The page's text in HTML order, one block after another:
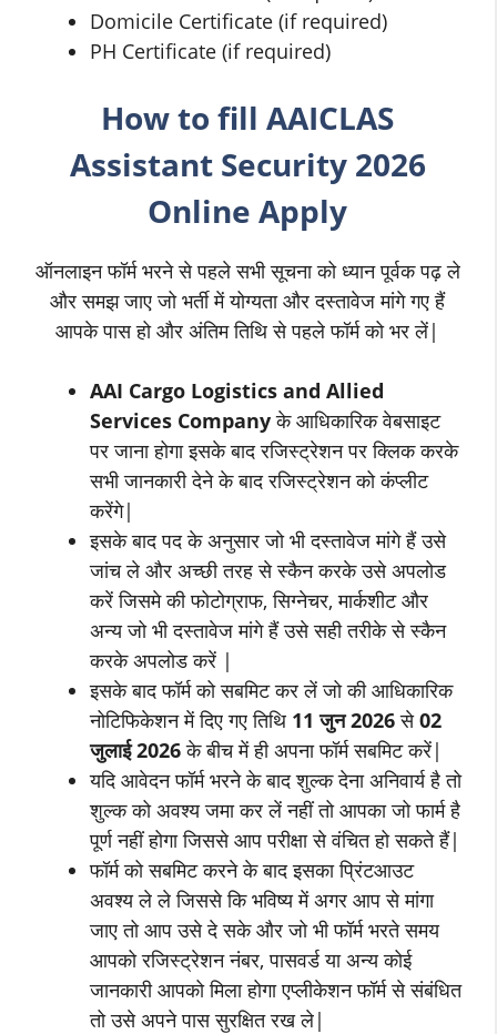
Domicile Certificate (if required)
PH Certificate (if required)
How to fill AAICLAS
Assistant Security2026
Online Apply
ऑनलाइन फॉर्म भरने से पहले सभी सूचना को ध्यान पूर्वक पढ़ ले
और समझ जाए जो भर्ती में योग्यता और दस्तावेज मांगे गए हैं
आपके पास हो और अंतिम तिथि से पहले फॉर्म को भर लें|
AAI Cargo Logistics and Allied
Services Companyके आधिकारिक वेबसाइट
पर जाना होगा इसके बाद रजिस्ट्रेशन पर क्लिक करके
सभी जानकारी देने के बाद रजिस्ट्रेशन को कंप्लीट
करेंगे|
इसके बाद पद के अनुसार जो भी दस्तावेज मांगे हैं उसे
जांच ले और अच्छी तरह से स्कैन करके उसे अपलोड
करें जिसमे की फोटोग्राफ, सिग्नेचर, मार्कशीट और
अन्य जो भी दस्तावेज मांगे हैं उसे सही तरीके से स्कैन
करके अपलोड करें |
इसके बाद फॉर्म को सबमिट कर लें जो की आधिकारिक
नोटिफिकेशन में दिए गए तिथि 11जुन2026से02
जुलाई2026के बीच में ही अपना फॉर्म सबमिट करें|
यदि आवेदन फॉर्म भरने के बाद शुल्क देना अनिवार्य है तो
शुल्क को अवश्य जमा कर लें नहीं तो आपका जो फार्म है
पूर्ण नहीं होगा जिससे आप परीक्षा से वंचित हो सकते हैं|
फॉर्म को सबमिट करने के बाद इसका प्रिंटआउट
अवश्य ले ले जिससे कि भविष्य में अगर आप से मांगा
जाए तो आप उसे दे सके और जो भी फॉर्म भरते समय
आपको रजिस्ट्रेशन नंबर, पासवर्ड या अन्य कोई
जानकारी आपको मिला होगा एप्लीकेशन फॉर्म से संबंधित
तो उसे अपने पास सुरक्षित रख ले|